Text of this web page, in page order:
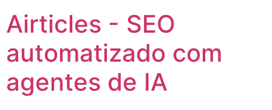
Airticles - SEO
automatizado com
agentes de IA